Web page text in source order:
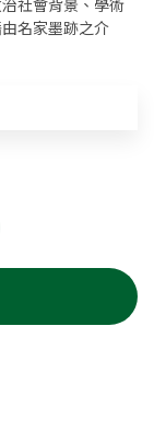
社會背景、學術
名家墨跡之介